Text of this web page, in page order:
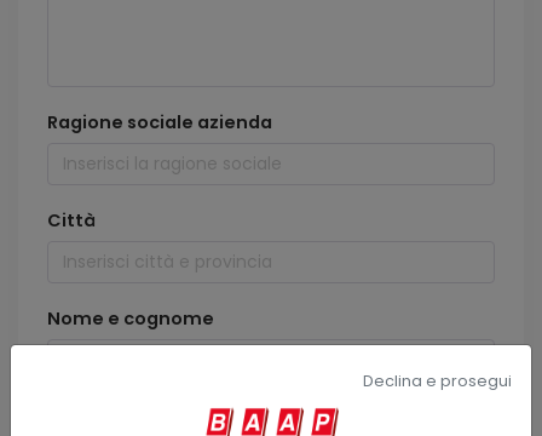
Ragione sociale azienda
Città
Nome e cognome
Declina e prosegui